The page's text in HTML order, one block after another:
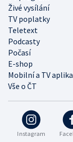
Instagram
Živé vysílání
TV poplatky
Teletext
Podcasty
Počasí
E-shop
Mobilní a TV
Vše o ČT